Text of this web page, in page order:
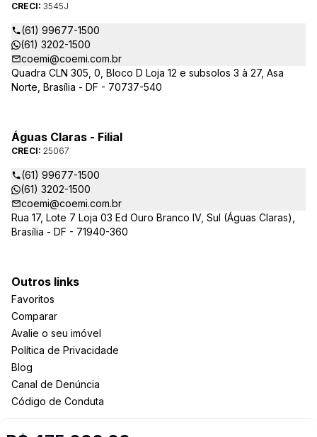
CRECI: 3545J
(61) 99677-1500
(61) 3202-1500
coemi@coemi.com.br
Quadra CLN 305, 0, Bloco D Loja 12 e subsolos 3 à 27, Asa
Norte, Brasília - DF - 70737-540
Águas Claras - Filial
CRECI: 25067
(61) 99677-1500
(61) 3202-1500
coemi@coemi.com.br
Rua 17, Lote 7 Loja 03 Ed Ouro Branco IV, Sul (Águas Claras),
Brasília - DF - 71940-360
Outros links
Favoritos
Comparar
Avalie o seu imóvel
Política de Privacidade
Blog
Canal de Denúncia
Código de Conduta